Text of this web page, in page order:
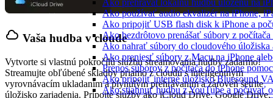
Ako prehravat lokalnu hudbu ulozenu na
Ako používať audio ekvalizér na iPhone,
Ako pripojiť USB flash disk k iPhone a
Ako bezdrôtovo prenášať súbory z
Ako nahrať súbory do cloudového
Ako preniesť súbory z Macu na iPhone
Prenos súborov z počítača do iPhone
Ako pripojiť interné úložisko Bluesound
Ako stiahnuť hudbu z YouTube a počúvať
Vaša hudba v cloude
Vytvorte si vlastnú pokročilú službu streamovania hudby zadarmo!
Streamujte obľúbené skladby priamo z cloudu s inteligentným
vyrovnávacím ukladaním a plynulým prehrávaním a zároveň šetrite
úložisko zariadenia. Pripojte služby ako iCloud Drive, Google Drive,